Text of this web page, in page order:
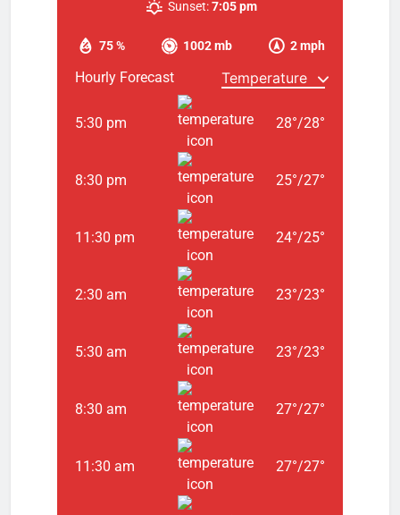
75 % 1002 mb 2 mph
Sunset: 7:05 pm
Hourly Forecast
5:30 pm 28°/28°
8:30 pm 25°/27°
11:30 pm 24°/25°
2:30 am 23°/23°
5:30 am 23°/23°
8:30 am 27°/27°
11:30 am 27°/27°